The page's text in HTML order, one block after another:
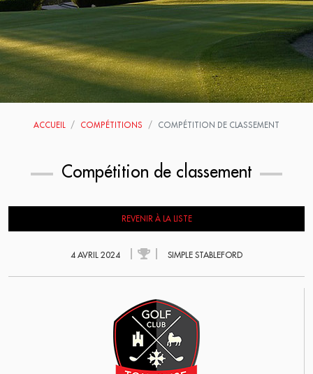
ACCUEIL COMPÉTITIONS COMPÉTITION DE CLASSEMENT
Compétition de classement
REVENIR À LA LISTE
4 AVRIL 2024 SIMPLE STABLEFORD